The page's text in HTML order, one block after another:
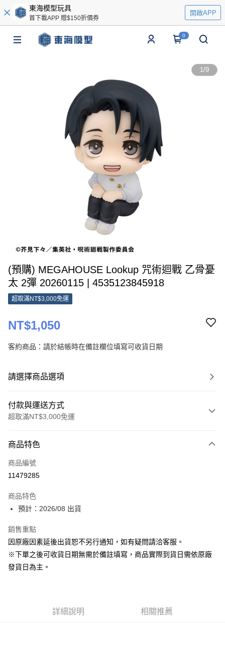
東海模型玩具
首下載APP 贈$150折價券
開啟APP
0
1/9
(預購) MEGAHOUSE Lookup 咒術迴戰 乙骨憂
太 2彈 20260115 | 4535123845918
超取滿NT$3,000免運
NT$1,050
客約商品：請於結帳時在備註欄位填寫可收貨日期
請選擇商品選項
付款與運送方式
超取滿NT$3,000免運
信用卡一次付款
超商取貨付款
大哥付你分期
【大哥付你分期使用說明】
1.本服務由台灣大哥大提供，台灣大哥大用戶可立即使用無須另外申請。
流程，驗證手機門號後，選擇欲分期的期數、繳款截止日，確認付款後即完
成交易。
【繳款方式說明】
ATM付款
運送方式
預購-付款後全家取貨(舊)
商品特色
商品編號
11479285
商品特色
預計：2026/08 出貨
銷售重點
因原廠因素延後出貨恕不另行通知，如有疑問請洽客服。
※下單之後可收貨日期無需於備註填寫，商品實際到貨日需依原廠
發貨日為主。
詳細說明 相關推薦